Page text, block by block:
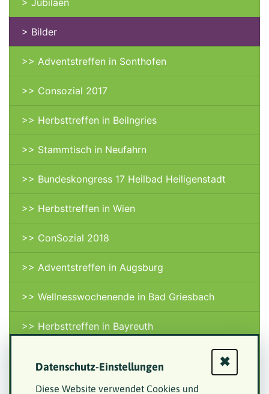
> Jubiläen
> Bilder
>> Adventstreffen in Sonthofen
>> Consozial 2017
>> Herbsttreffen in Beilngries
>> Stammtisch in Neufahrn
>> Bundeskongress 17 Heilbad Heiligenstadt
>> Herbsttreffen in Wien
>> ConSozial 2018
>> Adventstreffen in Augsburg
>> Wellnesswochenende in Bad Griesbach
>> Herbsttreffen in Bayreuth
>> Adventstreffen in Ulm
Datenschutz-Einstellungen
Diese Website verwendet Cookies und
✖